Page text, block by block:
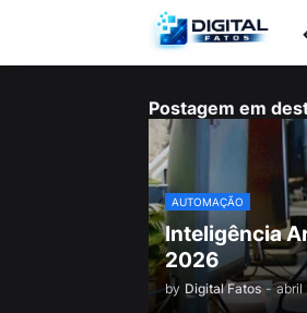
Postagem em
AUTOMAÇÃO
Inteligência
2026
by Digital Fatos - abril